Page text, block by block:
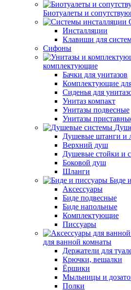
Биотуалеты и
Инсталляции
Клавиши для
Сифоны
комплектующие
Бачки для унитазов
Комплектующие
Сиденья для
Унитаз компакт
Унитазы подвесные
Унитазы
Душевые штанги и
Верхний душ
Душевые стойки и
Боковой душ
Шланги
Биде
Аксессуары
Биде подвесные
Биде напольные
Комплектующие
Писсуары
для ванной комнаты
Держатели для
Крючки, вешалки
Ёршики
Мыльницы и
Полки